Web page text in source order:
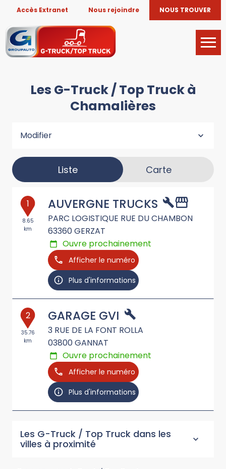
Accès Extranet Nous rejoindre NOUS TROUVER
Les G-Truck / Top Truck à
Chamalières
Modifier
Liste Carte
1
8.65
km
AUVERGNE TRUCKS
PARC LOGISTIQUE RUE DU CHAMBON
63360GERZAT
Ouvre prochainement
Afficher le numéro
Plus d'informations
2
35.76
km
GARAGE GVI
3 RUE DE LA FONT ROLLA
03800GANNAT
Ouvre prochainement
Afficher le numéro
Plus d'informations
Les G-Truck / Top Truck dans les
villes à proximité